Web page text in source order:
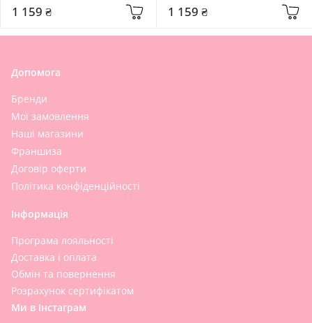
1 159 ₴ 1 159 ₴
Допомога
Бренди
Мої замовлення
Наші магазини
Франшиза
Договір оферти
Політика конфіденційності
Інформація
Програма лояльності
Доставка і оплата
Обмін та повернення
Розрахунок сертифікатом
Ми в Інстаграм